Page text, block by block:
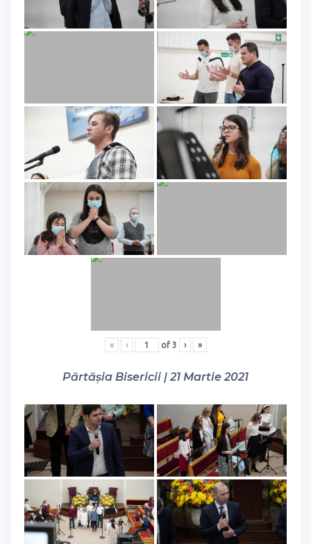
« ‹ of 3 › »
Părtășia Bisericii | 21 Martie 2021